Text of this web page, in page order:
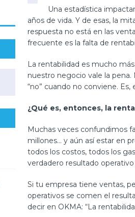
Una estadística
años de vida. Y de esas, la
respuesta no está en las
frecuente es la falta de
La rentabilidad es mucho
nuestro negocio vale la pena.
“no” cuando no conviene.
¿Qué es, entonces, la
Muchas veces confundimos
millones… y aún así estar en
todos los costos, todos los
verdadero resultado
Si tu empresa tiene ventas,
operativos se comen el
decir en OKMA: “La